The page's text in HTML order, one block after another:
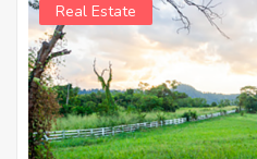
(À Propos)
Real Estate